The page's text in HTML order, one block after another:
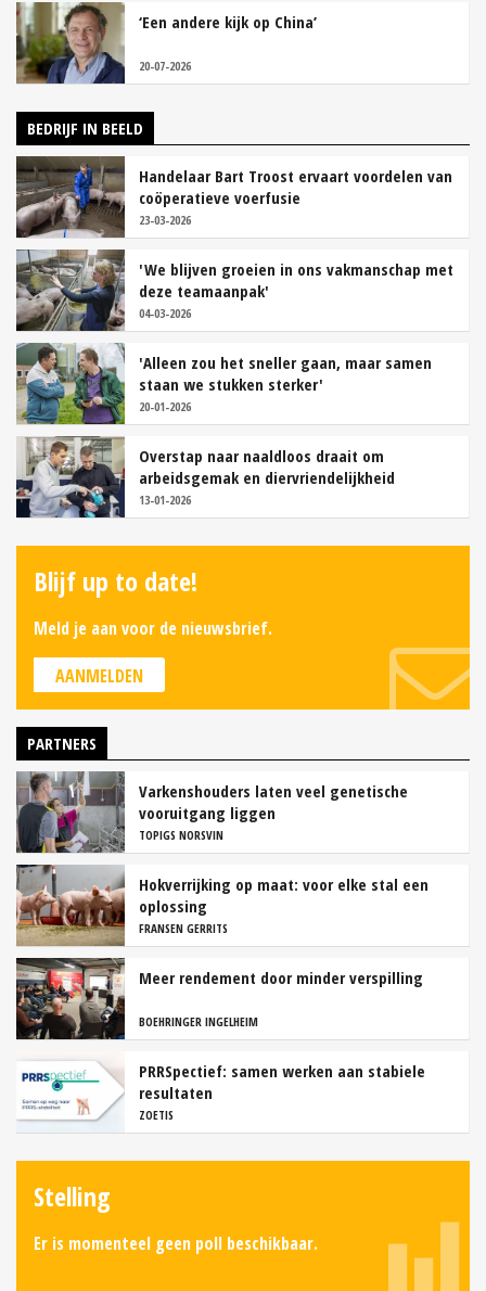
‘Een andere kijk op China’
20-07-2026
BEDRIJF IN BEELD
Handelaar Bart Troost ervaart voordelen van
coöperatieve voerfusie
23-03-2026
'We blijven groeien in ons vakmanschap met
deze teamaanpak'
04-03-2026
'Alleen zou het sneller gaan, maar samen
staan we stukken sterker'
20-01-2026
Overstap naar naaldloos draait om
arbeidsgemak en diervriendelijkheid
13-01-2026
Blijf up to date!
Meld je aan voor de nieuwsbrief.
AANMELDEN
PARTNERS
Varkenshouders laten veel genetische
vooruitgang liggen
TOPIGS NORSVIN
Hokverrijking op maat: voor elke stal een
oplossing
FRANSEN GERRITS
Meer rendement door minder verspilling
BOEHRINGER INGELHEIM
PRRSpectief: samen werken aan stabiele
resultaten
ZOETIS
Stelling
Er is momenteel geen poll beschikbaar.